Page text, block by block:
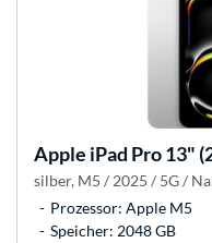
Apple iPad Pro 13"
silber, M5 / 2025 / 5G /
Prozessor: Apple M5
Speicher: 2048 GB